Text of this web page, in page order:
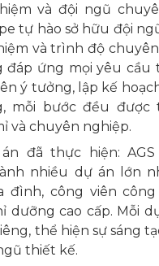
và đội ngũ
tự hào sở hữu đội
và trình độ
đáp ứng mọi yêu cầu
ý tưởng, lập kế
mỗi bước đều được
và chuyên nghiệp.
đã thực hiện: AGS
nhiều dự án lớn
đình, công viên
dưỡng cao cấp. Mỗi
thể hiện sự sáng
thiết kế.